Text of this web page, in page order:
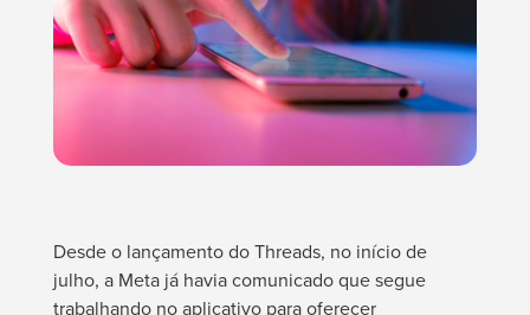
Desde o lançamento do Threads, no início de
julho, a Meta já havia comunicado que segue
trabalhando no aplicativo para oferecer